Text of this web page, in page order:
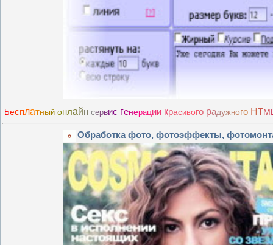
Бесплатный онлайн сервис генерации красивого радужного HTM
Обработка фото, фотоэффекты,